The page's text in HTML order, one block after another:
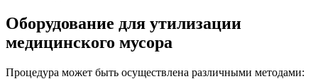
Оборудование для утилизации
медицинского мусора
Процедура может быть осуществлена различными методами: